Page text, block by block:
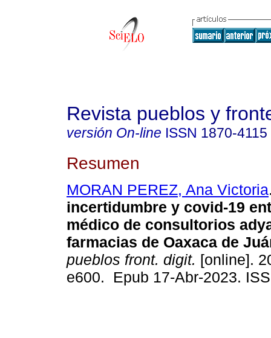
Revista pueblos y
versión On-line ISSN 1870-4115
Resumen
MORAN PEREZ, Ana Victoria
incertidumbre y covid-19
médico de consultorios
farmacias de Oaxaca de
pueblos front. digit. [online].
e600. Epub 17-Abr-2023.